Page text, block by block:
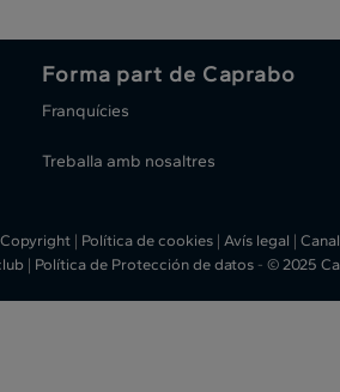
Forma part de Caprabo
Franquícies
Treballa amb nosaltres
Copyright | Política de cookies | Avís legal |
| Política de Protección de datos - © 2025